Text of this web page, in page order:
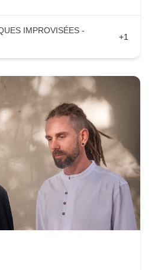
IMPROVISÉES -
+1